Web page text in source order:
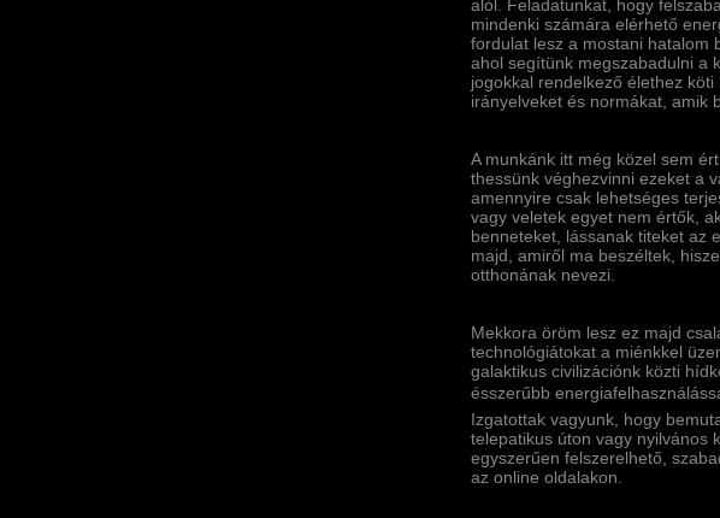
alól. Feladatunkat, hogy
mindenki számára elérhető
fordulat lesz a mostani hatalom
ahol segí­tünk megszabadulni a
jogokkal rendelkező élethez
irányelveket és normákat, amik
A munkánk itt még közel sem
thessünk véghezvinni ezeket a
amennyire csak lehetséges
vagy veletek egyet nem értők,
benneteket, lássanak titeket az
majd, amiről ma beszéltek,
otthonának nevezi.
Mekkora öröm lesz ez majd
technológiátokat a miénkkel
galaktikus civilizációnk közti
ésszerűbb
Izgatottak vagyunk, hogy
telepatikus úton vagy nyilvános
egyszerűen felszerelhető,
az online oldalakon.